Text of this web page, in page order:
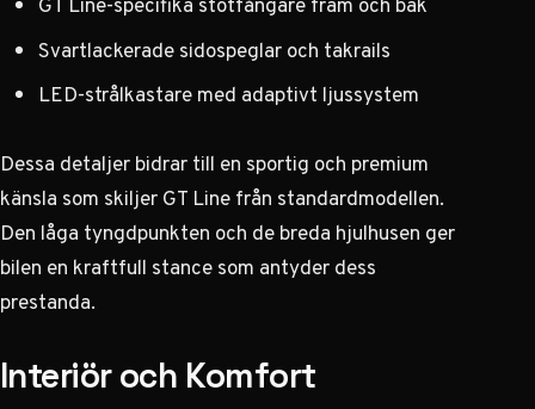
Svartlackerade sidospeglar och takrails
LED-strålkastare med adaptivt ljussystem
Dessa detaljer bidrar till en sportig och premium
känsla som skiljer GT Line från standardmodellen.
Den låga tyngdpunkten och de breda hjulhusen ger
bilen en kraftfull stance som antyder dess
prestanda.
Interiör och Komfort